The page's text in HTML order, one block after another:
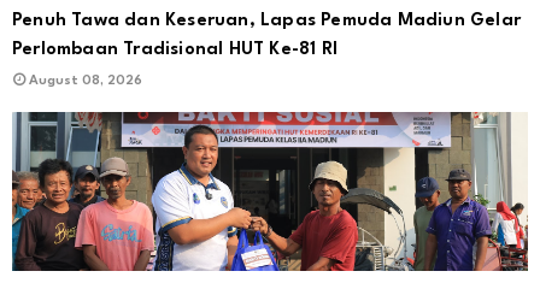
Penuh Tawa dan Keseruan, Lapas Pemuda Madiun Gelar
Perlombaan Tradisional HUT Ke-81 RI
August 08, 2026